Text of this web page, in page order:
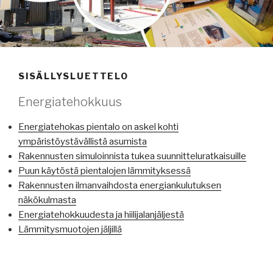
SISÄLLYSLUETTELO
Energiatehokkuus
Energiatehokas pientalo on askel kohti
ympäristöystävällistä asumista
Rakennusten simuloinnista tukea suunnitteluratkaisuille
Puun käytöstä pientalojen lämmityksessä
Rakennusten ilmanvaihdosta energiankulutuksen
näkökulmasta
Energiatehokkuudesta ja hiilijalanjäljestä
Lämmitysmuotojen jäljillä